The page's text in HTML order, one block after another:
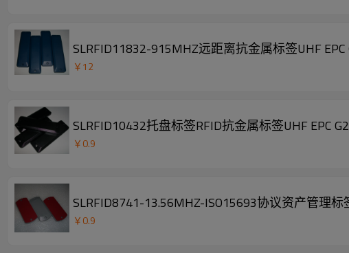
SLRFID11832-915MHZ远距离抗金属标签UHF
￥12
SLRFID10432托盘标签RFID抗金属标签UHF EPC
￥0.9
SLRFID8741-13.56MHZ-ISO15693协议资产管理标
￥0.9